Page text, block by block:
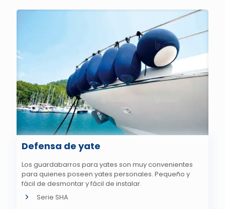
Defensa de yate
Los guardabarros para yates son muy convenientes
para quienes poseen yates personales. Pequeño y
fácil de desmontar y fácil de instalar.
Serie SHA